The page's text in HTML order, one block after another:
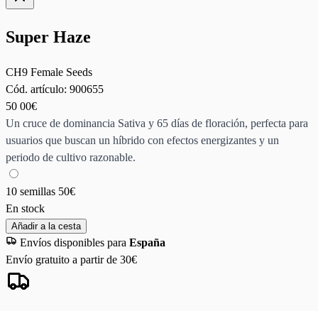
Super Haze
CH9 Female Seeds
Cód. artículo: 900655
50 00€
Un cruce de dominancia Sativa y 65 días de floración, perfecta para
usuarios que buscan un híbrido con efectos energizantes y un
periodo de cultivo razonable.
10 semillas 50€
En stock
Añadir a la cesta
Envíos disponibles para España
Envío gratuito a partir de 30€